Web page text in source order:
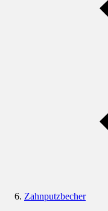
Zahnputzbecher